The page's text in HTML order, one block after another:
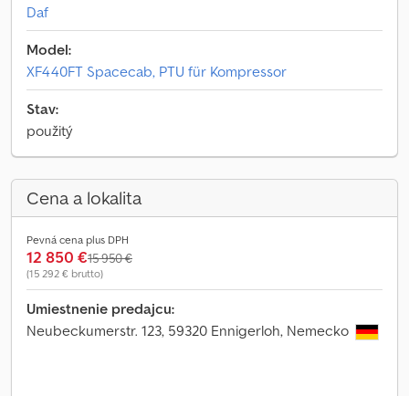
Daf
Model:
XF440FT Spacecab, PTU für Kompressor
Stav:
použitý
Cena a lokalita
Pevná cena plus DPH
12 850 €15 950 €
(15 292 € brutto)
Umiestnenie predajcu:
Neubeckumerstr. 123, 59320 Ennigerloh, Nemecko